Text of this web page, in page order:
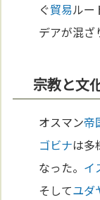
ぐ貿易ルー
デアが混ざ
宗教と文
オスマン帝
ゴビナは多
なった。 イ
そしてユダ